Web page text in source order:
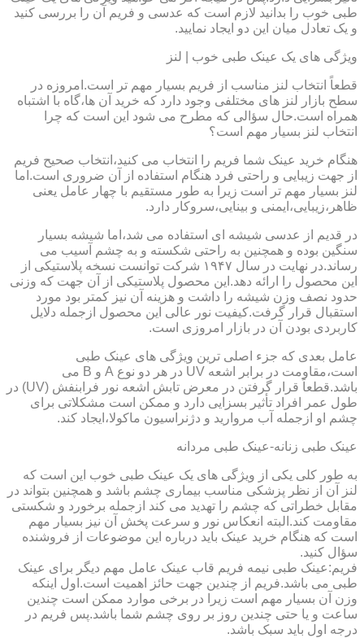
طبی خوب را بدانید لازم است که عدسی و فریم آن را بررسی کنید
و یک تعادل میان این دو ایجاد نمایید.
ویژگی های یک عینک طبی خوب | لنز
قطعاً انتخاب لنز مناسب از فریم بسیار مهم تر است.امروزه در
سطح بازار لنز های مختلفی وجود دارد که خرید آن ها،گاه با اشتباه
همراه است.حال سؤالی که مطرح می شود این است که چرا
انتخاب لنز بسیار مهم است؟
هنگام خرید عینک شما فریم را انتخاب می کنید،انتخاب صحیح فریم
از جهت زیبایی و راحتی فرد هنگام استفاده از آن ضروری است.اما
لنز بسیار مهم تر است زیرا به طور مستقیم با چهار عامل یعنی
ظاهر،زیبایی،ایمنی و بینایی،سروکار دارد.
در قدیم از عدسی شیشه ای استفاده می شد،اما شیشه بسیار
سنگین بوده و همچنین به راحتی شکسته و به چشم آسیب می
رساند.در نهایت در سال ۱۹۴۷ شرکت توانست نسخه پلاستیکی از
این محصول را ارائه دهد.این محصول پلاستیکی از آن جهت که وزنی
حدود نصف وزن شیشه را داشت و هزینه آن نیز کمتر بود مورد
استقبال قرار گرفت.کیفیت نور عالی این محصول ازجمله دلایل
کاربردی بودن آن در بازار امروزی است.
عامل بعدی که جزء اصلی ترین ویژگی های عینک طبی
است،مقاومت در برابر اشعه UV در هر دو نوع A و B می
باشد.قطعاً قرار گرفتن در معرض تابش اشعه نور فرابنفش (UV) در
طول عمر افراد تأثیر بسزایی دارد و ممکن است مشکلاتی برای
چشم او ازجمله آب مروارید و دژنراسیون ماکولا،ایجاد کند.
عینک طبی زنانه-عینک طبی مردانه
به طور کلی یکی از ویژگی های یک عینک طبی خوب این است که
لنز آن از نظر پزشکی مناسب بیماری چشم باشد و همچنین بتواند در
مقابل خطراتی که چشم را تهدید می کند ازجمله برخورد و شکستی
مقاومت کند.البته انعکاس نور و سرعت پخش آن نیز بسیار مهم
است که هنگام خرید عینک باید درباره این موضوعات از فروشنده
سؤال کنید.
فریم:عینک طبی نیمه فریم قاب عینک عامل مهم دیگر برای عینک
طبی می باشد.فریم از چندین جهت حائز اهمیت است.اول اینکه
وزن آن بسیار مهم است زیرا در برخی موارد ممکن است چندین
ساعت و یا حتی چندین روز بر روی چشم شما باشد.پس فریم در
درجه اول باید سبک باشد.